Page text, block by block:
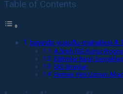
Table of Contents
bayindir-yusuflu-mahallesi A
A Sınıfı İSG Kursu
Eğitimler Nasıl
İSG Sınavları
Hemen Yeni Uzman